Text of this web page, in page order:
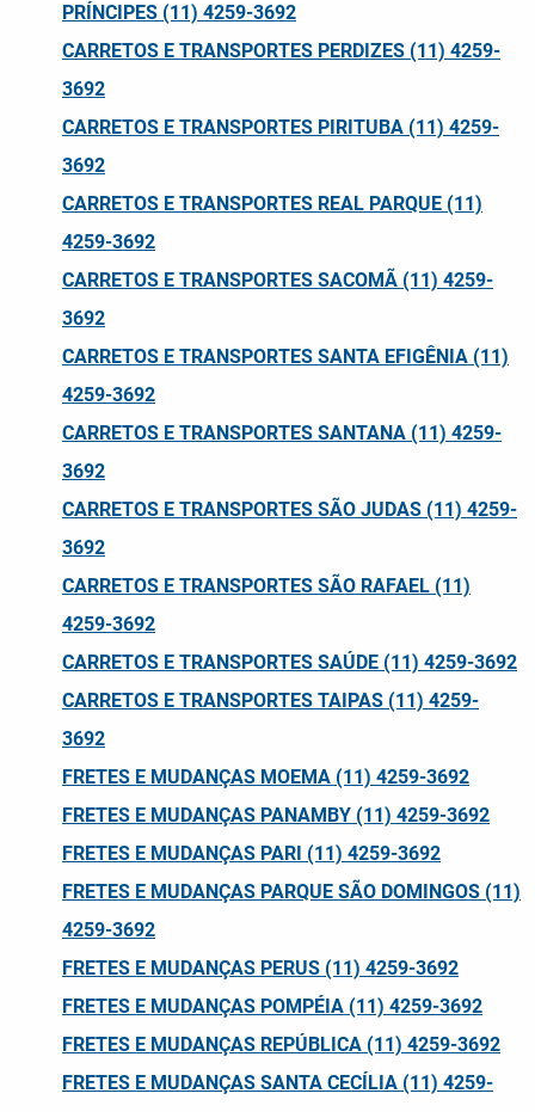
PRÍNCIPES (11) 4259-3692
CARRETOS E TRANSPORTES PERDIZES (11) 4259-
3692
CARRETOS E TRANSPORTES PIRITUBA (11) 4259-
3692
CARRETOS E TRANSPORTES REAL PARQUE (11)
4259-3692
CARRETOS E TRANSPORTES SACOMÃ (11) 4259-
3692
CARRETOS E TRANSPORTES SANTA EFIGÊNIA (11)
4259-3692
CARRETOS E TRANSPORTES SANTANA (11) 4259-
3692
CARRETOS E TRANSPORTES SÃO JUDAS (11) 4259-
3692
CARRETOS E TRANSPORTES SÃO RAFAEL (11)
4259-3692
CARRETOS E TRANSPORTES SAÚDE (11) 4259-3692
CARRETOS E TRANSPORTES TAIPAS (11) 4259-
3692
FRETES E MUDANÇAS MOEMA (11) 4259-3692
FRETES E MUDANÇAS PANAMBY (11) 4259-3692
FRETES E MUDANÇAS PARI (11) 4259-3692
FRETES E MUDANÇAS PARQUE SÃO DOMINGOS (11)
4259-3692
FRETES E MUDANÇAS PERUS (11) 4259-3692
FRETES E MUDANÇAS POMPÉIA (11) 4259-3692
FRETES E MUDANÇAS REPÚBLICA (11) 4259-3692
FRETES E MUDANÇAS SANTA CECÍLIA (11) 4259-